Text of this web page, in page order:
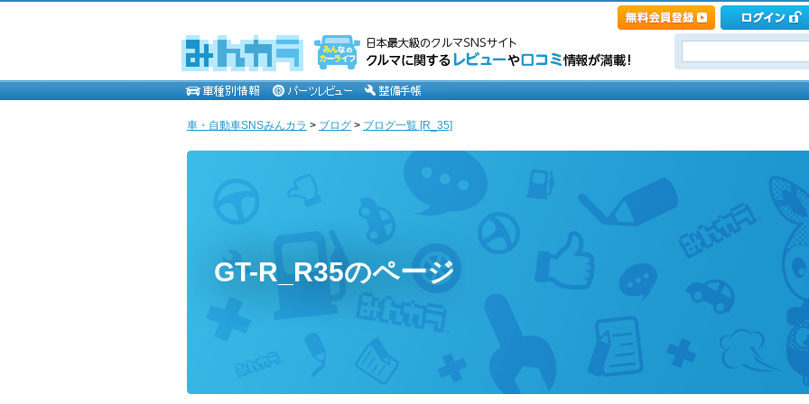
車・自動車SNSみんカラ > ブログ > ブログ一覧 [R_35]
GT-R_R35のページ